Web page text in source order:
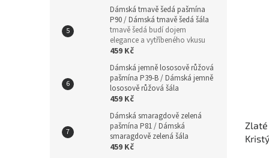
Dámská tmavě šedá pašmína
P90 / Dámská tmavě šedá šála
tmavě šedá budí dojem
elegance a vytříbeného vkusu
459 Kč
Dámská jemně lososově růžová
pašmína P39-B / Dámská jemně
lososově růžová šála
459 Kč
Dámská smaragdově zelená
pašmína P81 / Dámská
smaragdově zelená šála
459 Kč